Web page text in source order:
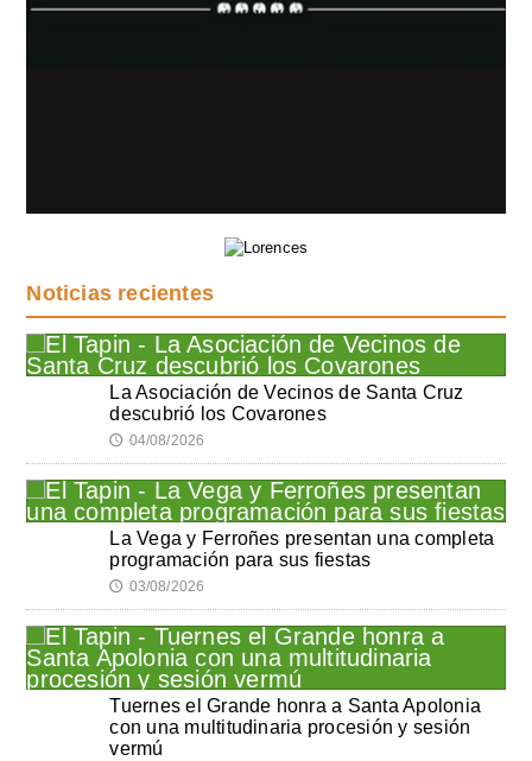
Noticias recientes
La Asociación de Vecinos de Santa Cruz
descubrió los Covarones
🕔 04/08/2026
La Vega y Ferroñes presentan una completa
programación para sus fiestas
🕔 03/08/2026
Tuernes el Grande honra a Santa Apolonia
con una multitudinaria procesión y sesión
vermú